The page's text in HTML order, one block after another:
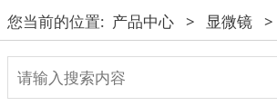
您当前的位置: 产品中心 > 显微镜 >